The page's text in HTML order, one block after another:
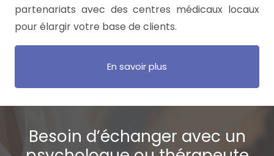
partenariats avec des centres médicaux locaux
pour élargir votre base de clients.
En savoir plus
Besoin d’échanger avec un